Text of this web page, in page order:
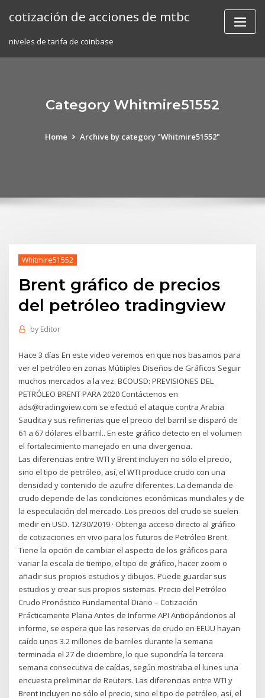
cotización de acciones de mtbc
niveles de tarifa de coinbase
Category Whitmire51552
Home Archive by category "Whitmire51552"
Whitmire51552
Brent gráfico de precios
del petróleo tradingview
by Editor
Hace 3 días En este video veremos en que nos basamos para
ver el petróleo en zonas Mútiiples Diseños de Gráficos Seguir
muchos mercados a la vez. BCOUSD: PREVISIONES DEL
PETRÓLEO BRENT PARA 2020 Contáctenos en
ads@tradingview.com se efectuó el ataque contra Arabia
Saudita y sus refinerias que el precio del barril se disparó de
61 a 67 dólares el barril.. En este gráfico detecto en el volumen
el fortalecimiento manejado en una divergencia.
Las diferencias entre WTI y Brent incluyen no sólo el precio,
sino el tipo de petróleo, así, el WTI produce crudo con una
densidad y contenido de azufre diferentes. La demanda de
crudo depende de las condiciones económicas mundiales y de
la especulación del mercado. Los precios del crudo se suelen
medir en USD. 12/30/2019 · Obtenga acceso directo al gráfico
de cotizaciones en vivo para los futuros de Petróleo Brent.
Tiene la opción de cambiar el aspecto de los gráficos para
variar la escala de tiempo, el tipo de gráfico, hacer zoom o
añadir sus propios estudios y dibujos. Puede guardar sus
estudios y crear sus propios sistemas. Precio del Petróleo
Crudo Pronóstico Fundamental Diario – Cotización
Prácticamente Plana Antes de Informe API Anticipándonos al
informe, se espera que las reservas de crudo en EEUU hayan
caído unos 3.2 millones de barriles durante la semana
terminada el 27 de diciembre, lo que supondría la tercera
semana consecutiva de caídas, según mostraba el lunes una
encuesta preliminar de Reuters. Las diferencias entre WTI y
Brent incluyen no sólo el precio, sino el tipo de petróleo, así, el